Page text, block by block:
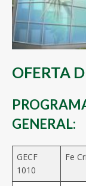
OFERTA
GENERAL:
GECF
1010
Fe